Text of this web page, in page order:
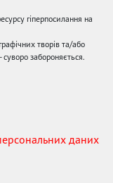
гіперпосилання на
творів та/або
забороняється.
даних